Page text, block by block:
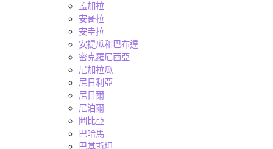
孟加拉
安哥拉
安圭拉
安提瓜和巴布達
密克羅尼西亞
尼加拉瓜
尼日利亞
尼日爾
尼泊爾
岡比亞
巴哈馬